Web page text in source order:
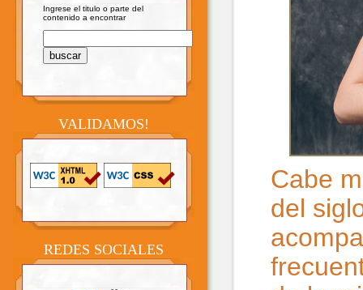
Ingrese el titulo o parte del
contenido a encontrar
VALIDAMOS!
REDES SOCIALES
Cabe
del